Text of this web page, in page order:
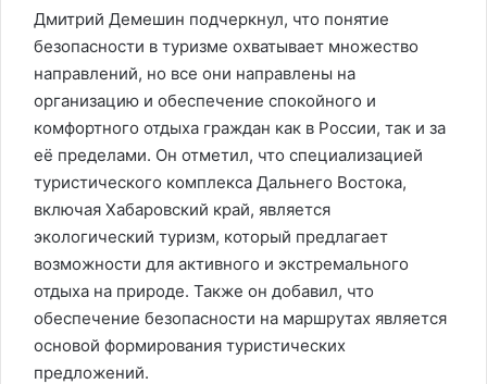
Дмитрий Демешин подчеркнул, что понятие
безопасности в туризме охватывает множество
направлений, но все они направлены на
организацию и обеспечение спокойного и
комфортного отдыха граждан как в России, так и за
её пределами. Он отметил, что специализацией
туристического комплекса Дальнего Востока,
включая Хабаровский край, является
экологический туризм, который предлагает
возможности для активного и экстремального
отдыха на природе. Также он добавил, что
обеспечение безопасности на маршрутах является
основой формирования туристических
предложений.